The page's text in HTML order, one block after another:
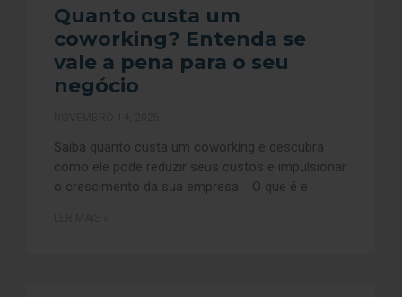
Quanto custa um
coworking? Entenda se
vale a pena para o seu
negócio
Saiba quanto custa um coworking e descubra
como ele pode reduzir seus custos e impulsionar
o crescimento da sua empresa. O que é e